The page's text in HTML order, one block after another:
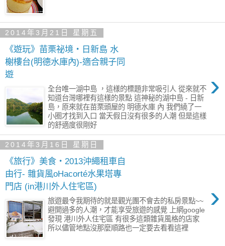
2014年3月21日 星期五
《遊玩》苗栗祕境‧日新島 水
榭樓台(明德水庫內)-適合親子同
遊
›
全台唯一湖中島 ，這樣的標題非常吸引人 從來就不
知道台灣哪裡有這樣的景點 這神秘的湖中島 - 日新
島，原來就在苗栗頭屋的 明德水庫 內 我們繞了一
小圈才找到入口 當天假日沒有很多的人潮 但是這樣
的舒適度很剛好
2014年3月16日 星期日
《旅行》美食‧2013沖繩租車自
由行- 雜貨風oHacorté水果塔專
門店 (in港川外人住宅區)
›
旅遊最令我期待的就是觀光團不會去的私房景點~~
避開過多的人潮，才能享受旅遊的感覺 上網google
發現 港川外人住宅區 有很多這類雜貨風格的店家
所以儘管地點沒那麼順路也一定要去看看這裡